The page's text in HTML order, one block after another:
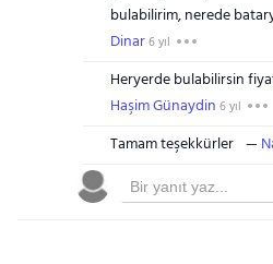
bulabilirim, nerede
Dinar6 yıl
Heryerde bulabilirsin
Haşim Günaydin 6 yıl
Tamam teşekkürler